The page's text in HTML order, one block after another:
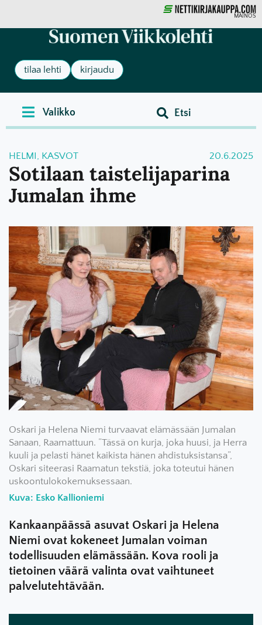
MAINOS
tilaa lehti kirjaudu
HELMI, KASVOT 20.6.2025
Sotilaan taistelijaparina
Jumalan ihme
Oskari ja Helena Niemi turvaavat elämässään Jumalan
Sanaan, Raamattuun. ”Tässä on kurja, joka huusi, ja Herra
kuuli ja pelasti hänet kaikista hänen ahdistuksistansa”,
Oskari siteerasi Raamatun tekstiä, joka toteutui hänen
uskoontulokokemuksessaan.
Kuva: Esko Kallioniemi
Kankaanpäässä asuvat Oskari ja Helena
Niemi ovat kokeneet Jumalan voiman
todellisuuden elämässään. Kova rooli ja
tietoinen väärä valinta ovat vaihtuneet
palvelutehtävään.